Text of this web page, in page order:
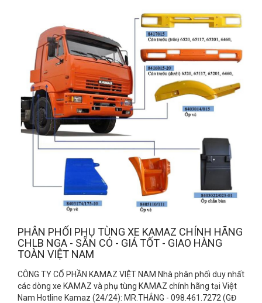
PHÂN PHỐI PHỤ TÙNG XE KAMAZ CHÍNH HÃNG
CHLB NGA - SẴN CÓ - GIÁ TỐT - GIAO HÀNG
TOÀN VIỆT NAM
CÔNG TY CỔ PHẦN KAMAZ VIỆT NAM Nhà phân phối duy nhất
các dòng xe KAMAZ và phụ tùng KAMAZ chính hãng tại Việt
Nam Hotline Kamaz (24/24): MR.THẮNG - 098.461.7272 (GĐ